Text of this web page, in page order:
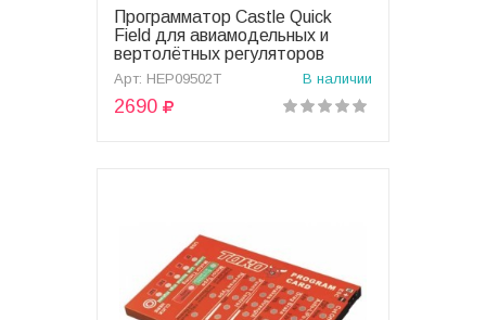
В корзину
Программатор Сastle Quick
Field для авиамодельных и
вертолётных регуляторов
оборотов - HEP09502T
Арт: HEP09502T В наличии
2690